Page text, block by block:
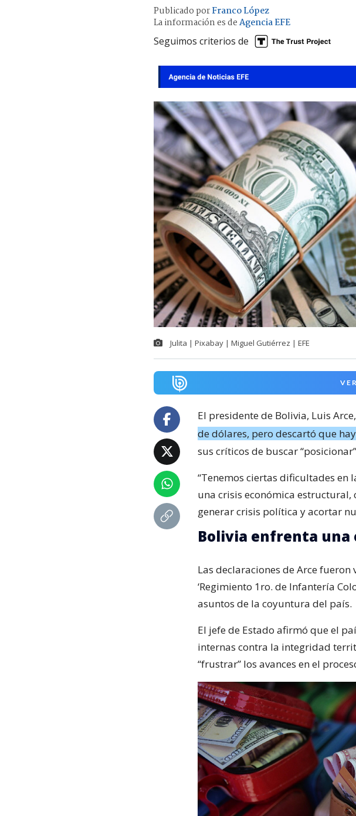
Publicado porFranco López
La información es deAgencia EFE
Seguimos criterios de
Julita | Pixabay | Miguel Gutiérrez | EFE
El presidente de Bolivia, Luis Arce,
de dólares, pero descartó que
sus críticos de buscar
“Tenemos ciertas dificultades
una crisis económica
generar crisis política y acortar
Bolivia enfrenta una
Las declaraciones de Arce
‘Regimiento 1ro. de Infantería
asuntos de la coyuntura del país.
El jefe de Estado afirmó que el
internas contra la integridad
“frustrar” los avances en el